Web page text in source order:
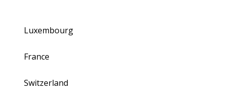
Luxembourg
France
Switzerland